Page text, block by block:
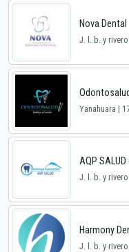
Nova Dental
J. l. b. y
Yanahuara |
AQP
J. l. b. y
Harmony
J. l. b. y